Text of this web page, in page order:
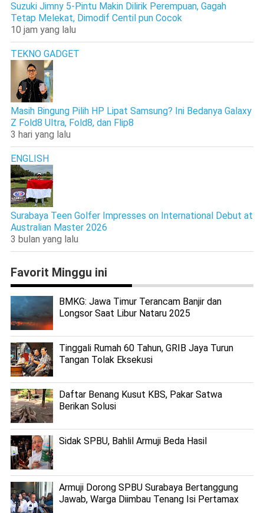
Suzuki Jimny 5-Pintu Makin Dilirik Perempuan, Gagah
Tetap Melekat, Dimodif Centil pun Cocok
10 jam yang lalu
TEKNO GADGET
Masih Bingung Pilih HP Lipat Samsung? Ini Bedanya Galaxy
Z Fold8 Ultra, Fold8, dan Flip8
3 hari yang lalu
ENGLISH
Surabaya Teen Golfer Impresses on International Debut at
Australian Master 2026
3 bulan yang lalu
Favorit Minggu ini
BMKG: Jawa Timur Terancam Banjir dan
Longsor Saat Libur Nataru 2025
Tinggali Rumah 60 Tahun, GRIB Jaya Turun
Tangan Tolak Eksekusi
Daftar Benang Kusut KBS, Pakar Satwa
Berikan Solusi
Sidak SPBU, Bahlil Armuji Beda Hasil
Armuji Dorong SPBU Surabaya Bertanggung
Jawab, Warga Diimbau Tenang Isi Pertamax